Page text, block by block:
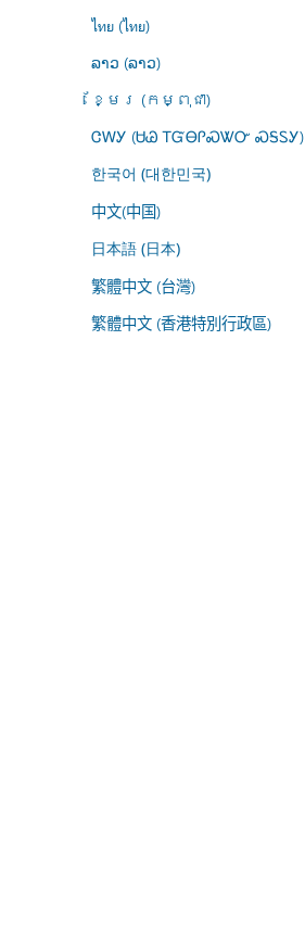
ไทย (ไทย)
ລາວ (ລາວ)
ខ្មែរ (កម្ពុជា)
ᏣᎳᎩ (ᏌᏊ ᎢᏳᎾᎵᏍᏔᏅ ᏍᎦᏚᎩ)
한국어 (대한민국)
中文(中国)
日本語 (日本)
繁體中文 (台灣)
繁體中文 (香港特別行政區)